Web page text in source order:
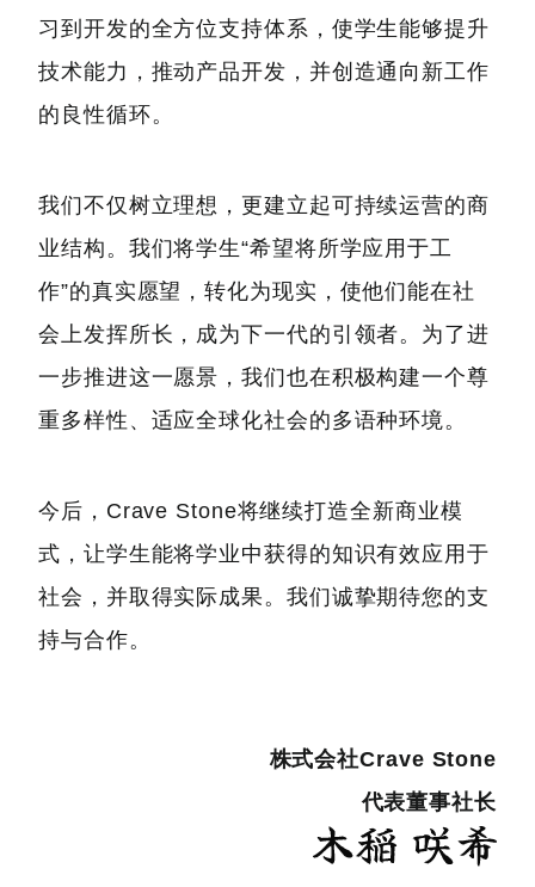
习到开发的全方位支持体系，使学生能够提升
技术能力，推动产品开发，并创造通向新工作
的良性循环。
我们不仅树立理想，更建立起可持续运营的商
业结构。我们将学生“希望将所学应用于工
作”的真实愿望，转化为现实，使他们能在社
会上发挥所长，成为下一代的引领者。为了进
一步推进这一愿景，我们也在积极构建一个尊
重多样性、适应全球化社会的多语种环境。
今后，Crave Stone将继续打造全新商业模
式，让学生能将学业中获得的知识有效应用于
社会，并取得实际成果。我们诚挚期待您的支
持与合作。
株式会社Crave Stone
代表董事社长